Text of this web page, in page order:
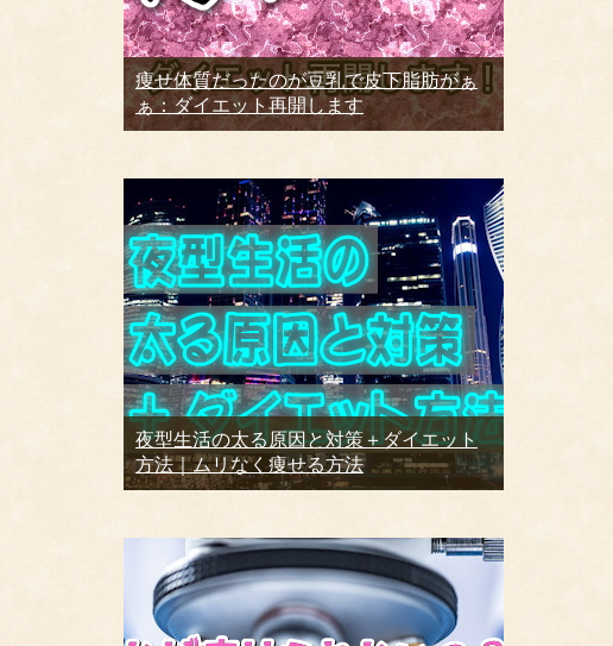
痩せ体質だったのが豆乳で皮下脂肪がぁ
ぁ：ダイエット再開します
夜型生活の太る原因と対策＋ダイエット
方法｜ムリなく痩せる方法